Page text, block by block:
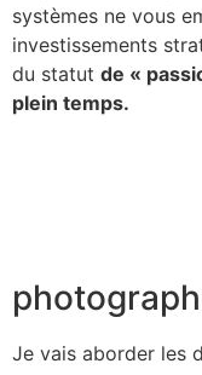
systèmes ne vous
investissements
du statut de «
plein temps.
Je vais aborder les